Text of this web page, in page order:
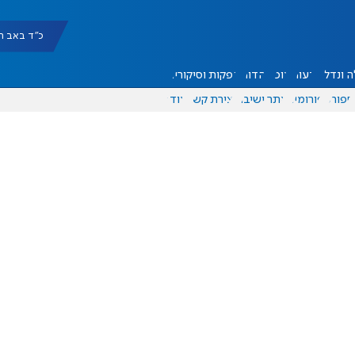
כ"ד באב תשפ"ו
ונדל"ן דעות אוכל יהדות הפקות וסיקורים
ספורט פורומים אתר ישיבה יצירת קשר עוד